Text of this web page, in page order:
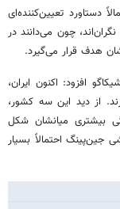
دستاورد تعیین‌کننده‌ای
چون می‌دانند در
هدف قرار می‌گیرد.
افزود: اکنون ایران،
از دید این سه کشور،
بیشتری میانشان شکل
احتمالاً بسیار